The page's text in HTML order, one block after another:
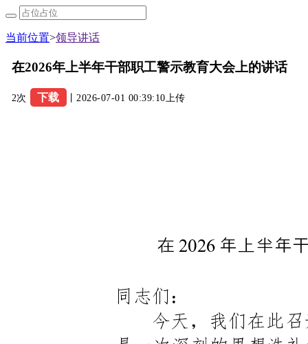
当前位置>领导讲话
在2026年上半年干部职工警示教育大会上的讲话
2次 下载 丨2026-07-01 00:39:10上传